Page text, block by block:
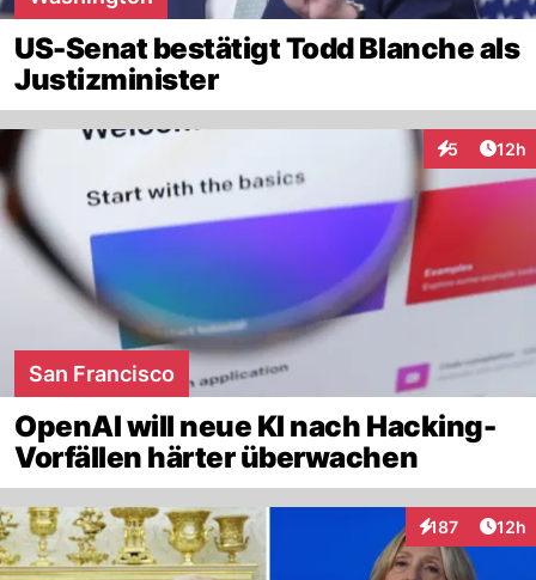
US-Senat bestätigt Todd Blanche als
Justizminister
5
Interaktionen
12h
San Francisco
OpenAI will neue KI nach Hacking-
Vorfällen härter überwachen
187
Interaktionen
12h